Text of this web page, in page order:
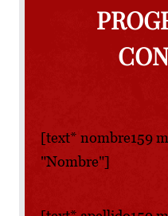
[text* nombre159
"Nombre"]